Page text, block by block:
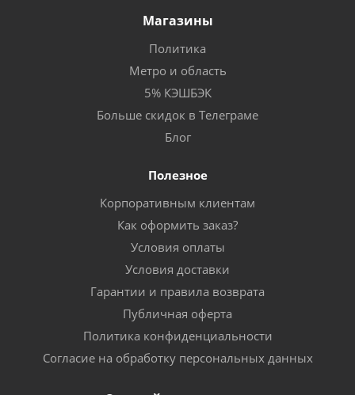
Магазины
Политика
Метро и область
5% КЭШБЭК
Больше скидок в Телеграме
Блог
Полезное
Корпоративным клиентам
Как оформить заказ?
Условия оплаты
Условия доставки
Гарантии и правила возврата
Публичная оферта
Политика конфиденциальности
Согласие на обработку персональных данных